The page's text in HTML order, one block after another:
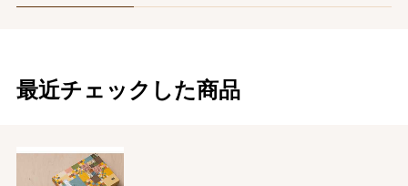
最近チェックした商品